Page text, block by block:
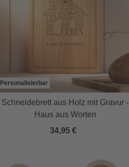
Personalisierbar
Schneidebrett aus Holz mit Gravur -
Haus aus Worten
34,95 €